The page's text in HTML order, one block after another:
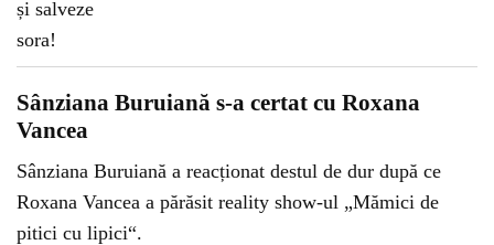
Sânziana Buruiană s-a certat cu Roxana
Vancea
Sânziana Buruiană a reacționat destul de dur după ce
Roxana Vancea a părăsit reality show-ul „Mămici de
pitici cu lipici“.